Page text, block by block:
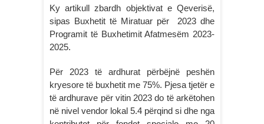
Ky artikull zbardh objektivat e Qeverisë,
sipas Buxhetit të Miratuar për 2023 dhe
Programit të Buxhetimit Afatmesëm 2023-
2025.
Për 2023 të ardhurat përbëjnë peshën
kryesore të buxhetit me 75%. Pjesa tjetër e
të ardhurave për vitin 2023 do të arkëtohen
në nivel vendor lokal 5.4 përqind si dhe nga